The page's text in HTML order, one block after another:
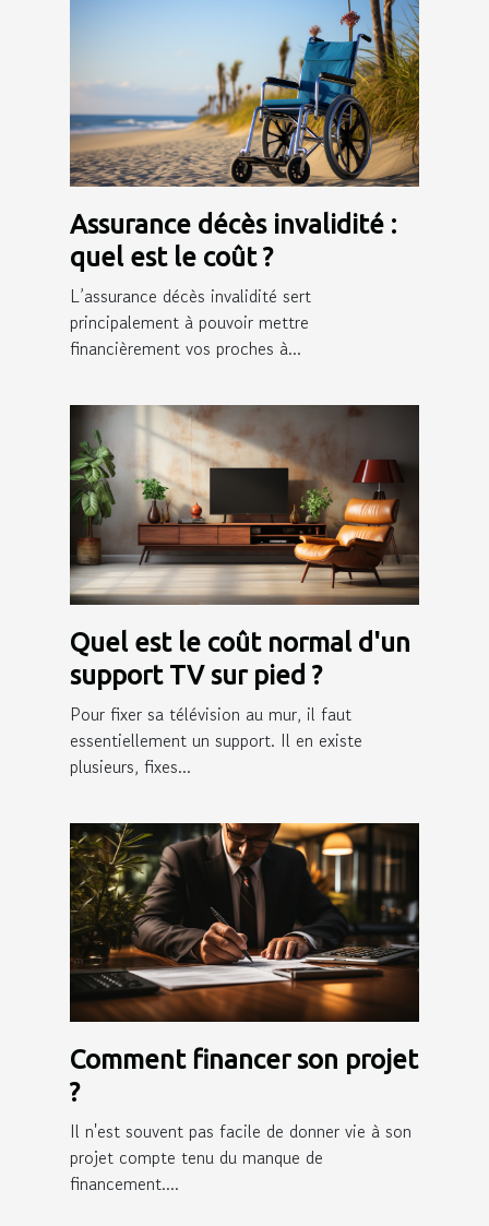
Assurance décès invalidité :
quel est le coût ?
L’assurance décès invalidité sert
principalement à pouvoir mettre
financièrement vos proches à...
Quel est le coût normal d'un
support TV sur pied ?
Pour fixer sa télévision au mur, il faut
essentiellement un support. Il en existe
plusieurs, fixes...
Comment financer son projet
?
Il n'est souvent pas facile de donner vie à son
projet compte tenu du manque de
financement....